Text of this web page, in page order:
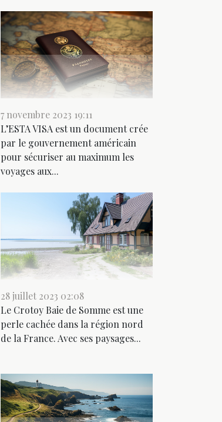
7 novembre 2023 19:11
L’ESTA VISA est un document crée
par le gouvernement américain
pour sécuriser au maximum les
voyages aux...
28 juillet 2023 02:08
Le Crotoy Baie de Somme est une
perle cachée dans la région nord
de la France. Avec ses paysages...